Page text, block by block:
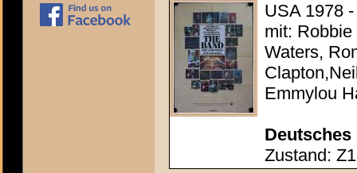
USA 1978
mit:
Waters,
Emmylou
Deutsches
Zustand: